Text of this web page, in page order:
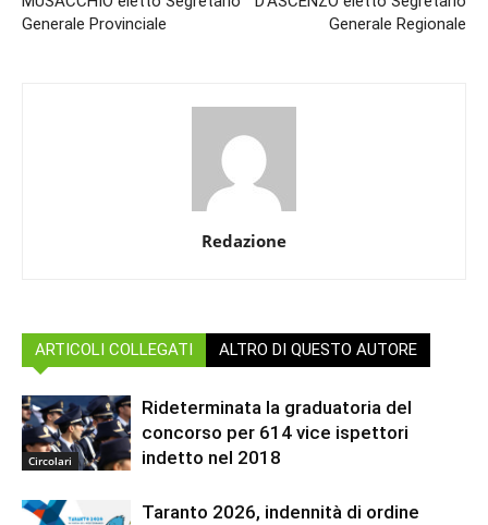
Generale Provinciale
Generale Regionale
Redazione
ARTICOLI COLLEGATI ALTRO DI QUESTO AUTORE
Circolari
Rideterminata la graduatoria del
concorso per 614 vice ispettori
indetto nel 2018
Taranto 2026, indennità di ordine